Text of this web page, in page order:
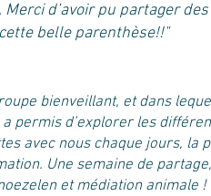
d’avoir pu partager
belle parenthèse!!"
bienveillant, et dans
permis d’explorer les
avec nous chaque jours, la
Une semaine de
et médiation animale